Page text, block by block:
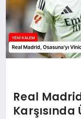
Real
Karşısında